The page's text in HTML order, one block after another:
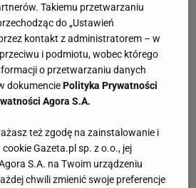
Takiemu przetwarzaniu
do „Ustawień
kontakt z administratorem – w
i podmiotu, wobec którego
o przetwarzaniu danych
dokumenciePolityka Prywatności
Agora S.A.
też zgodę na zainstalowanie i
Gazeta.pl sp. z o.o., jej
S.A. na Twoim urządzeniu
chwili zmienić swoje preferencje